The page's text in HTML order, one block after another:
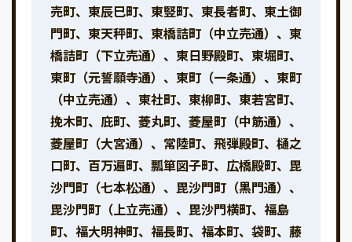
売町、東辰巳町、東竪町、東長者町、東土御
門町、東天秤町、東橋詰町（中立売通）、東
橋詰町（下立売通）、東日野殿町、東堀町、
東町（元誓願寺通）、東町（一条通）、東町
（中立売通）、東社町、東柳町、東若宮町、
挽木町、庇町、菱丸町、菱屋町（中筋通）、
菱屋町（大宮通）、常陸町、飛弾殿町、樋之
口町、百万遍町、瓢箪図子町、広橋殿町、毘
沙門町（七本松通）、毘沙門町（黒門通）、
毘沙門町（上立売通）、毘沙門横町、福島
町、福大明神町、福長町、福本町、袋町、藤